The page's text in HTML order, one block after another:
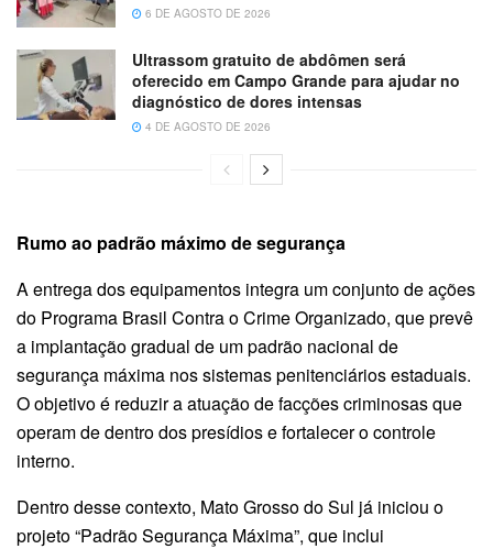
6 DE AGOSTO DE 2026
Ultrassom gratuito de abdômen será
oferecido em Campo Grande para ajudar no
diagnóstico de dores intensas
4 DE AGOSTO DE 2026
Rumo ao padrão máximo de segurança
A entrega dos equipamentos integra um conjunto de ações
do Programa Brasil Contra o Crime Organizado, que prevê
a implantação gradual de um padrão nacional de
segurança máxima nos sistemas penitenciários estaduais.
O objetivo é reduzir a atuação de facções criminosas que
operam de dentro dos presídios e fortalecer o controle
interno.
Dentro desse contexto, Mato Grosso do Sul já iniciou o
projeto “Padrão Segurança Máxima”, que inclui